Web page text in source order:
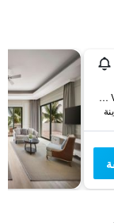
Building SS02, Sonasea Villas & Resort, Phu Quoc, فيتنام